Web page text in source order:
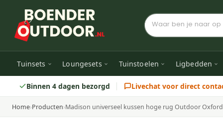
Tuinsets Loungesets Tuinstoelen Ligbedden
Binnen 4 dagen bezorgd Livechat voor direct
Home›Producten›Madison universeel kussen hoge rug Outdoor